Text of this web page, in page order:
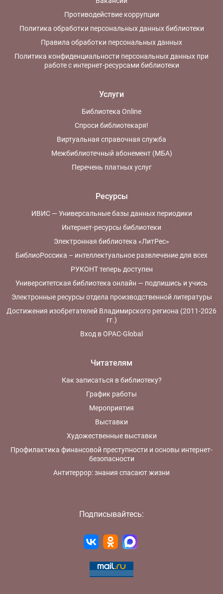
Противодействие коррупции
Политика обработки персональных данных библиотеки
Правила обработки персональных данных
Политика конфиденциальности персональных данных при
работе с интернет-ресурсами библиотеки
Услуги
Библиотека Online
Спроси библиотекаря!
Виртуальная справочная служба
Межбиблиотечный абонемент (МБА)
Перечень платных услуг
Ресурсы
ИВИС — Универсальные базы данных периодики
Интернет-ресурсы библиотеки
Электронная библиотека «ЛитРес»
БиблиоРоссика – интеллектуальное развлечение для всех
РУКОНТ теперь доступен
Университетская библиотека онлайн — подпишись и учись
Электронные ресурсы отдела производственной литературы
Достижения изобретателей Владимирского региона (2011-2026
гг.)
Вход в OPAC-Global
Читателям
Как записаться в библиотеку?
График работы
Мероприятия
Выставки
Художественные выставки
Профилактика финансовой преступности и основы интернет-
безопасности
Антитеррор: знания спасают жизни
Подписывайтесь: